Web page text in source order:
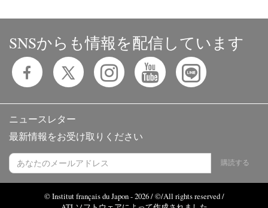
SNSからも情報を配信しています
ニュースレター
最新情報をお受け取りください
購読する
© Institut français du Japon - 2026 / ©/All rights reserved /